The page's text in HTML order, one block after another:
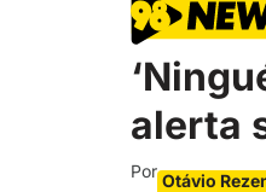
alerta
Por Otávio